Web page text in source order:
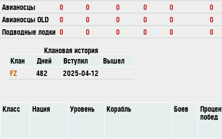
Авианосцы
0 0 0 0 0
0
Авианосцы OLD
0 0 0 0 0
0
Подводные лодки 0 0 0 0 0
0
Клановая история
Клан
Дней Вступил
Вышел
FZ
482 2025-04-12
Класс Нация Уровень Корабль Боев
побед